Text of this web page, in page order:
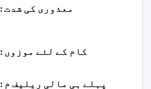
معذوری کی شدت :
کام کے لئے موزوں :
پہلے ہی مالی ریلیف م :